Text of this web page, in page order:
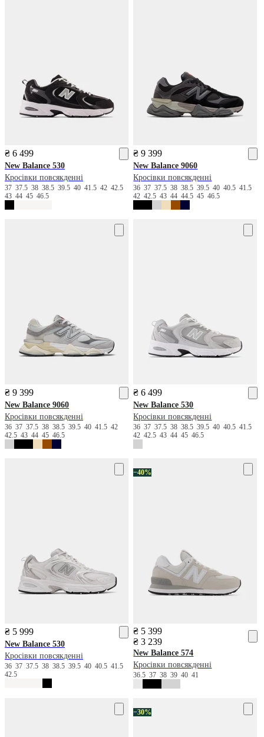
₴ 6 499
New Balance 530
Кросівки повсякденні
37 37.5 38 38.5 39.5 40 41.5 42 42.5
43 44 45 46.5
₴ 9 399
New Balance 9060
Кросівки повсякденні
363737.53838.539.54040.541.5
4242.5434444.54546.5
₴ 9 399
New Balance 9060
Кросівки повсякденні
36 37 37.5 38 38.5 39.5 40 41.5 42
42.5 43 44 45 46.5
₴ 6 499
New Balance 530
Кросівки повсякденні
363737.53838.539.54040.541.5
4242.543444546.5
₴ 5 999
New Balance 530
Кросівки повсякденні
36 37 37.5 38 38.5 39.5 40 40.5 41.5
42.5
−40%
₴ 5 399
₴ 3 239
New Balance 574
Кросівки повсякденні
36.53738394041
−30%